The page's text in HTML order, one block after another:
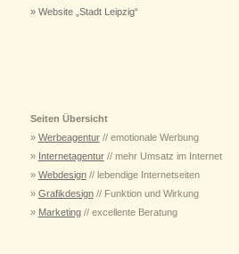
» Website „Stadt Leipzig“
Seiten Übersicht
» Werbeagentur// emotionale Werbung
» Internetagentur// mehr Umsatz im Internet
» Webdesign// lebendige Internetseiten
» Grafikdesign// Funktion und Wirkung
» Marketing// excellente Beratung